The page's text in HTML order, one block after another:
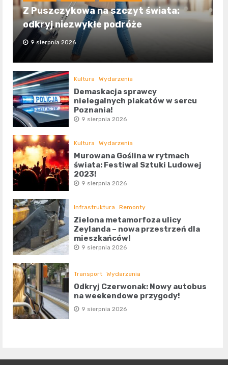
Z Puszczykowa na szczyt świata:
odkryj niezwykłe podróże
9 sierpnia 2026
Kultura Wydarzenia
Demaskacja sprawcy
nielegalnych plakatów w sercu
Poznania!
9 sierpnia 2026
Kultura Wydarzenia
Murowana Goślina w rytmach
świata: Festiwal Sztuki Ludowej
2023!
9 sierpnia 2026
Infrastruktura Remonty
Zielona metamorfoza ulicy
Zeylanda – nowa przestrzeń dla
mieszkańców!
9 sierpnia 2026
Transport Wydarzenia
Odkryj Czerwonak: Nowy autobus
na weekendowe przygody!
9 sierpnia 2026